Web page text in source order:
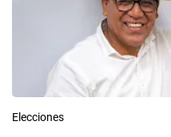
Elecciones